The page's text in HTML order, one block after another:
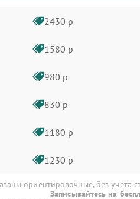
2430 р
1580 р
980 р
830 р
1180 р
1230 р
ориентировочные, без учета
Записывайтесь на